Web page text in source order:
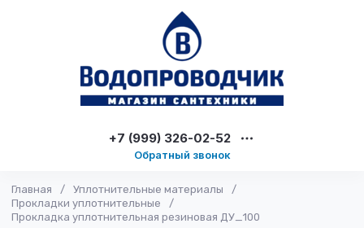
+7 (999) 326-02-52
Обратный звонок
Главная / Уплотнительные материалы
/
Прокладки уплотнительные
/
Прокладка уплотнительная резиновая ДУ_100